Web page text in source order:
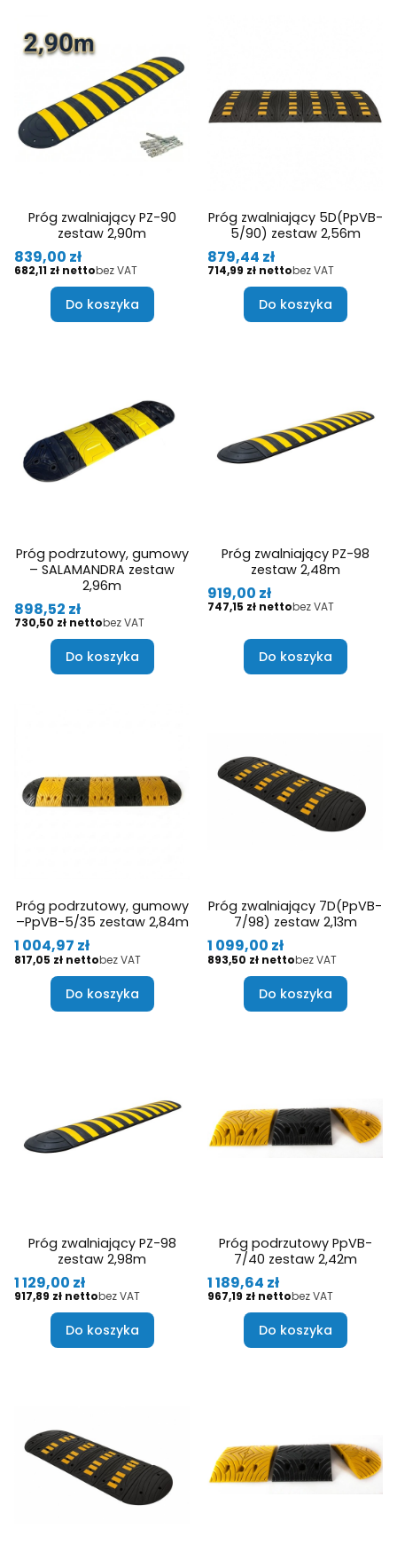
Próg zwalniający PZ-90
zestaw 2,90m
Cena
839,00 zł
Cena
682,11 zł bez VAT
Do koszyka
Próg zwalniający 5D(PpVB-
5/90) zestaw 2,56m
Cena
879,44 zł
Cena
714,99 zł bez VAT
Do koszyka
Próg podrzutowy, gumowy
– SALAMANDRA zestaw
2,96m
Cena
898,52 zł
Cena
730,50 zł bez VAT
Do koszyka
Próg zwalniający PZ-98
zestaw 2,48m
Cena
919,00 zł
Cena
747,15 zł bez VAT
Do koszyka
Próg podrzutowy, gumowy
–PpVB-5/35 zestaw 2,84m
Cena
1 004,97 zł
Cena
817,05 zł bez VAT
Do koszyka
Próg zwalniający 7D(PpVB-
7/98) zestaw 2,13m
Cena
1 099,00 zł
Cena
893,50 zł bez VAT
Do koszyka
Próg zwalniający PZ-98
zestaw 2,98m
Cena
1 129,00 zł
Cena
917,89 zł bez VAT
Do koszyka
Próg podrzutowy PpVB-
7/40 zestaw 2,42m
Cena
1 189,64 zł
Cena
967,19 zł bez VAT
Do koszyka